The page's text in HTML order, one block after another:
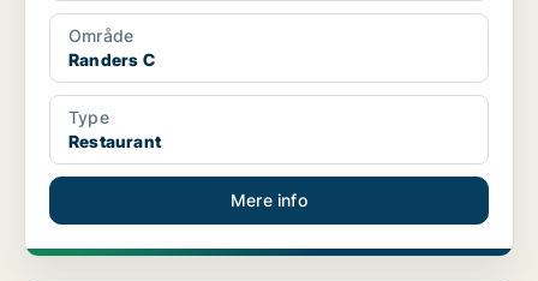
Område
Randers C
Type
Restaurant
Mere info